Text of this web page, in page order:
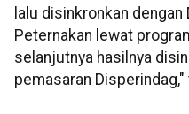
lalu disinkronkan dengan
Peternakan lewat
selanjutnya hasilnya
pemasaran Disperindag,"